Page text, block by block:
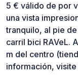
5 € válido de por
una vista
tranquilo, al pie
carril bici RAVeL.
m del centro
información,